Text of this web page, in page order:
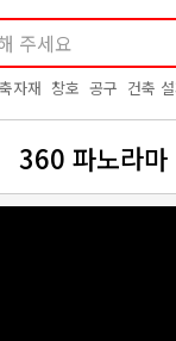
자재 창호 공구 건축
360 파노라마